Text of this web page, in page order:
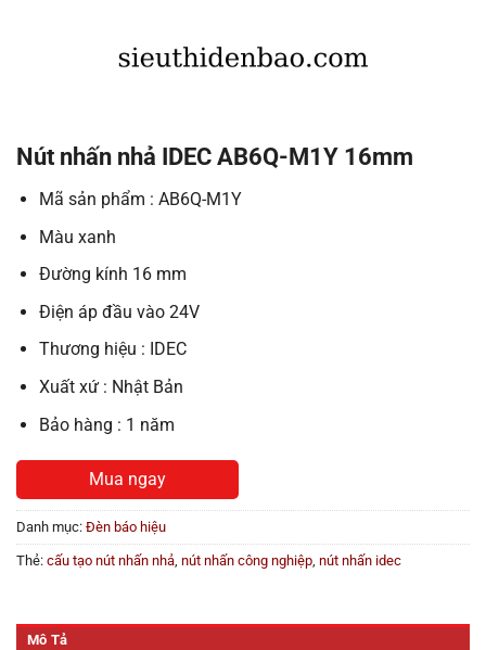
Nút nhấn nhả IDEC AB6Q-M1Y 16mm
Mã sản phẩm : AB6Q-M1Y
Màu xanh
Đường kính 16 mm
Điện áp đầu vào 24V
Thương hiệu : IDEC
Xuất xứ : Nhật Bản
Bảo hàng : 1 năm
Mua ngay
Danh mục: Đèn báo hiệu
Thẻ: cấu tạo nút nhấn nhả, nút nhấn công nghiệp, nút nhấn idec
Mô Tả